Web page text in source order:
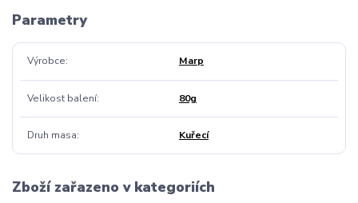
Parametry
Výrobce Marp
Velikost balení 80g
Druh masa Kuřecí
Zboží zařazeno v kategoriích